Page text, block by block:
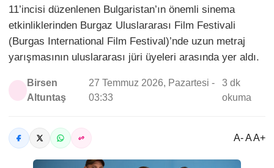
11’incisi düzenlenen Bulgaristan’ın önemli sinema
etkinliklerinden Burgaz Uluslararası Film Festivali
(Burgas International Film Festival)’nde uzun metraj
yarışmasının uluslararası jüri üyeleri arasında yer aldı.
Birsen
Altuntaş
27 Temmuz 2026, Pazartesi -
03:33
3 dk
okuma
A- A A+